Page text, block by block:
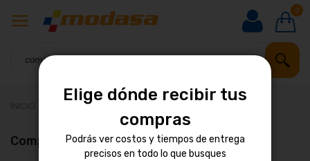
0
Resultados de búsqueda para: 'combustible'
Comprar por
Elige dónde recibir tus
compras
Podrás ver costos y tiempos de entrega
precisos en todo lo que busques